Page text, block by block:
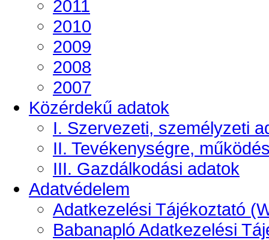
2011
2010
2009
2008
2007
Közérdekű adatok
I. Szervezeti, személyzeti
II. Tevékenységre,
III. Gazdálkodási adatok
Adatvédelem
Adatkezelési Tájékoztató
Babanapló Adatkezelési